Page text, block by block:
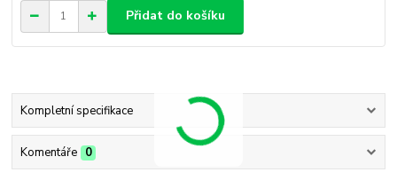
Přidat do košíku
Kompletní specifikace
Komentáře 0